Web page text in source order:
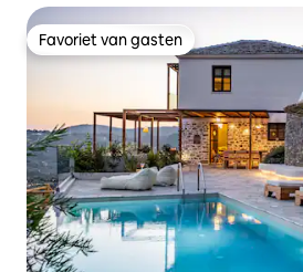
Favoriet van gasten
Favoriet van gasten